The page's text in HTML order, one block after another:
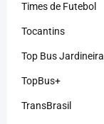
Times de Futebol
Tocantins
Top Bus Jardineira
TopBus+
TransBrasil